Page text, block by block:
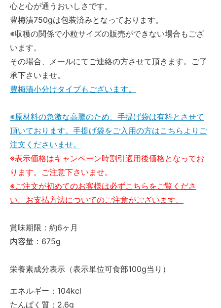
心と心が通うおいしさです。
豊梅漬750gは包装済みとなっております。
※収穫の関係で小粒サイズの販売ができない場合もござ
います。
その場合、メールにてご連絡の方させて頂きます。ご了
承下さいませ。
豊梅漬小分けタイプもございます。
※原材料の急激な高騰のため、手提げ袋は有料とさせて
頂いております。手提げ袋をご入用の方はこちらよりご
注文くださいませ。
※表示価格はキャンペーン時割引適用後価格となってお
ります。ご注意下さいませ。
※ご注文が初めてのお客様は必ずこちらをご覧くださ
い。お支払方法についてのご注意がございます。
賞味期限：約6ヶ月
内容量：675g
栄養素成分表示（表示単位可食部100g当り）
エネルギー：104kcl
たんぱく質：2.6g